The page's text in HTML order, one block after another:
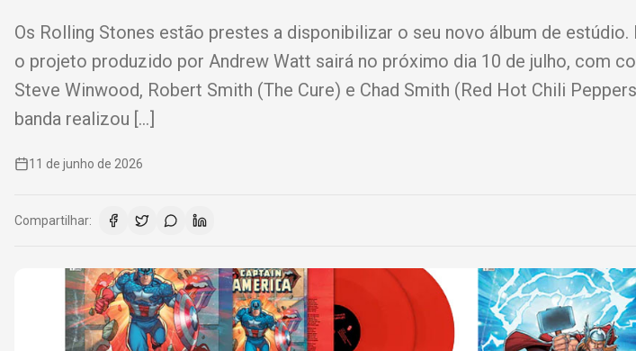
Os Rolling Stones estão prestes a disponibilizar o seu novo álbum de estúdio.
o projeto produzido por Andrew Watt sairá no próximo dia 10 de julho, com
Steve Winwood, Robert Smith (The Cure) e Chad Smith (Red Hot Chili
banda realizou […]
11 de junho de 2026
Compartilhar: